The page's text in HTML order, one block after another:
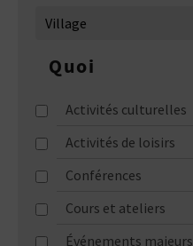
Quoi
Activités culturelles
Activités de loisirs
Conférences
Cours et ateliers
Événements majeurs